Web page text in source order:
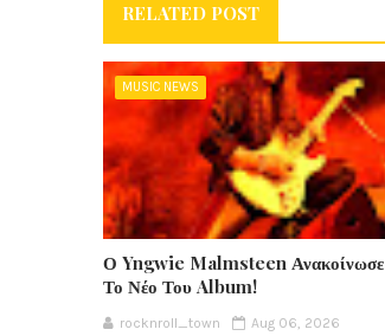
RELATED POST
MUSIC NEWS
Ο Yngwie Malmsteen Ανακοίνωσε
Το Νέο Του Album!
rocknroll_town Aug 06, 2026